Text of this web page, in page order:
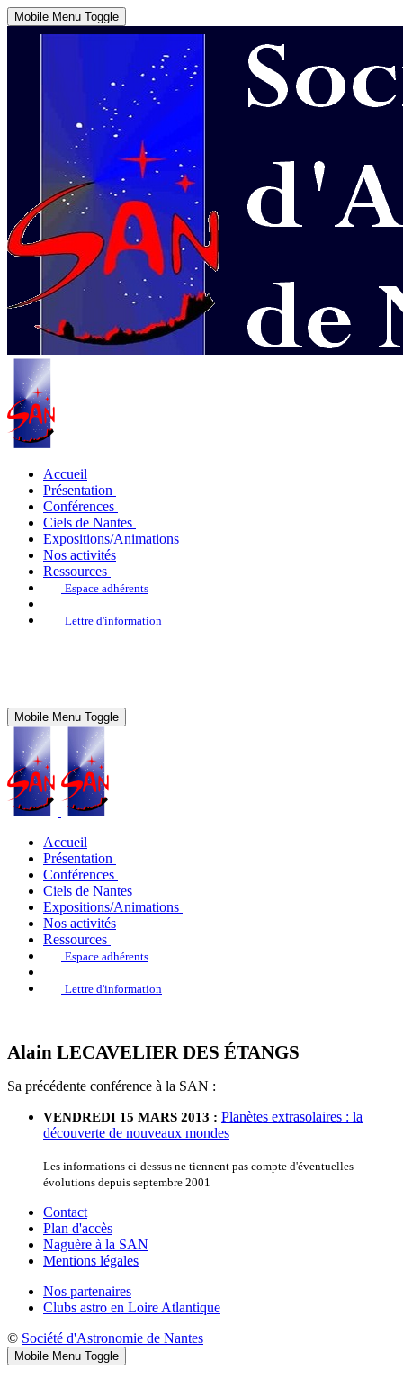
Mobile Menu Toggle
Accueil
Présentation
Conférences
Ciels de Nantes
Expositions/Animations
Nos activités
Ressources
Espace adhérents
Lettre d'information
Mobile Menu Toggle
Accueil
Présentation
Conférences
Ciels de Nantes
Expositions/Animations
Nos activités
Ressources
Espace adhérents
Lettre d'information
Alain LECAVELIER DES ÉTANGS
Sa précédente conférence à la SAN :
VENDREDI 15 MARS 2013 : Planètes extrasolaires : la
découverte de nouveaux mondes
Les informations ci-dessus ne tiennent pas compte d'éventuelles
évolutions depuis septembre 2001
Contact
Plan d'accès
Naguère à la SAN
Mentions légales
Nos partenaires
Clubs astro en Loire Atlantique
© Société d'Astronomie de Nantes
Mobile Menu Toggle